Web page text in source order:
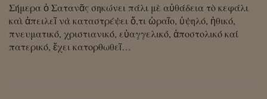
Σήμερα ὁ Σατανᾶς σηκώνει πάλι μὲ αὐθάδεια τὸ κεφάλι
καὶ ἀπειλεῖ νὰ καταστρέψει ὅ,τι ὡραῖο, ὑψηλό, ἠθικό,
πνευματικό, χριστιανικό, εὐαγγελικό, ἀποστολικό καί
πατερικό, ἔχει κατορθωθεῖ…